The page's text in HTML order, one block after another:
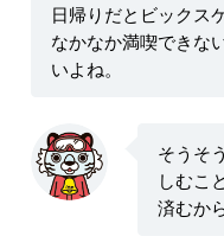
日帰りだとビックス
なかなか満喫できな
いよね。
そうそ
しむこ
済むか